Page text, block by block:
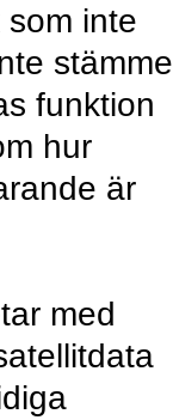
inte
funktion
hur
är
med